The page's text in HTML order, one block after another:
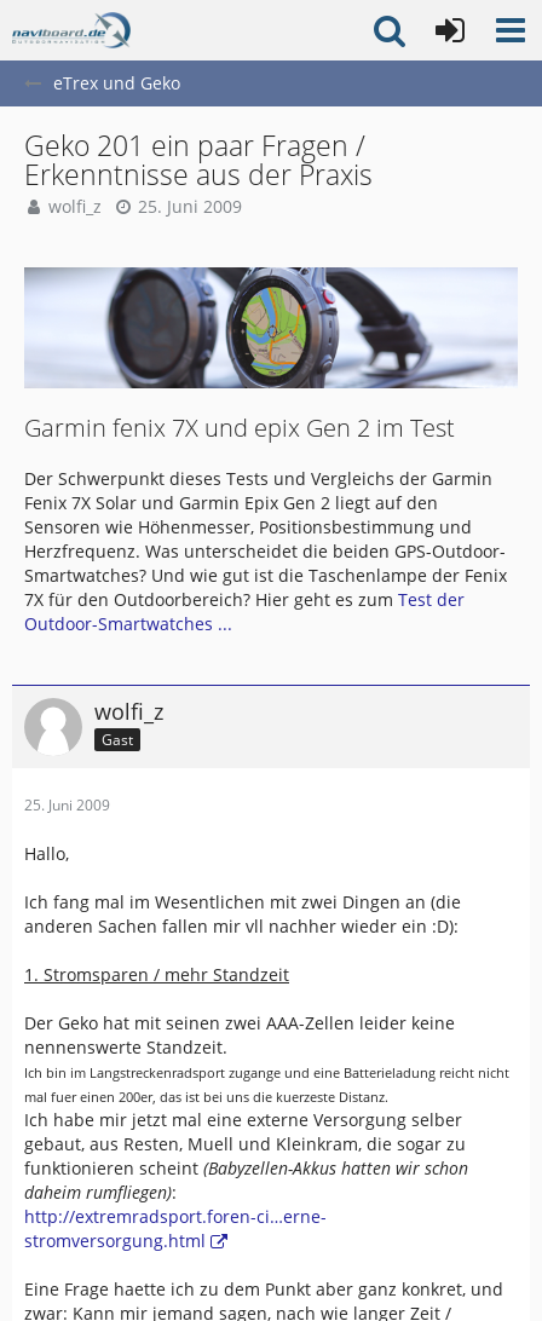
eTrex und Geko
Geko 201 ein paar Fragen /
Erkenntnisse aus der Praxis
wolfi_z 25. Juni 2009
Garmin fenix 7X und epix Gen 2 im Test
Der Schwerpunkt dieses Tests und Vergleichs der Garmin
Fenix 7X Solar und Garmin Epix Gen 2 liegt auf den
Sensoren wie Höhenmesser, Positionsbestimmung und
Herzfrequenz. Was unterscheidet die beiden GPS-Outdoor-
Smartwatches? Und wie gut ist die Taschenlampe der Fenix
7X für den Outdoorbereich? Hier geht es zum Test der
Outdoor-Smartwatches ...
wolfi_z
Gast
25. Juni 2009
Hallo,
Ich fang mal im Wesentlichen mit zwei Dingen an (die
anderen Sachen fallen mir vll nachher wieder ein :D):
1. Stromsparen / mehr Standzeit
Der Geko hat mit seinen zwei AAA-Zellen leider keine
nennenswerte Standzeit.
Ich bin im Langstreckenradsport zugange und eine Batterieladung reicht nicht
mal fuer einen 200er, das ist bei uns die kuerzeste Distanz.
Ich habe mir jetzt mal eine externe Versorgung selber
gebaut, aus Resten, Muell und Kleinkram, die sogar zu
funktionieren scheint (Babyzellen-Akkus hatten wir schon
daheim rumfliegen):
http://extremradsport.foren-ci…erne-
stromversorgung.html
Eine Frage haette ich zu dem Punkt aber ganz konkret, und
zwar: Kann mir jemand sagen, nach wie langer Zeit /